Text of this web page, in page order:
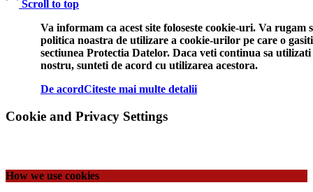
Scroll to top
Va informam ca acest site foloseste cookie-uri. Va rugam
politica noastra de utilizare a cookie-urilor pe care o
sectiunea Protectia Datelor. Daca veti continua sa utilizati
nostru, sunteti de acord cu utilizarea acestora.
De acordCiteste mai multe detalii
Cookie and Privacy Settings
How we use cookies